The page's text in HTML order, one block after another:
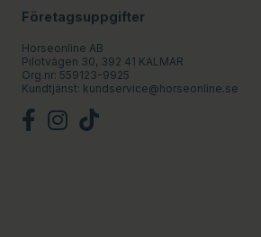
Företagsuppgifter
Horseonline AB
Pilotvägen 30, 392 41 KALMAR
Org.nr: 559123-9925
Kundtjänst: kundservice@horseonline.se